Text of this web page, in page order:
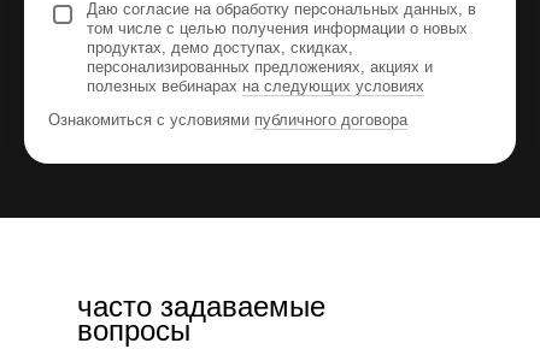
Даю согласие на обработку персональных данных, в
том числе с целью получения информации о новых
продуктах, демо доступах, скидках,
персонализированных предложениях, акциях и
полезных вебинарах на следующих условиях
Ознакомиться с условиями публичного договора
часто задаваемые
вопросы